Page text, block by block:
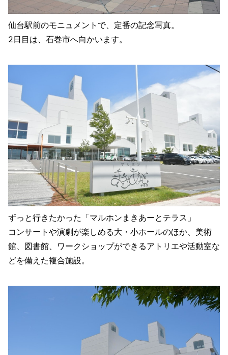
仙台駅前のモニュメントで、定番の記念写真。
2日目は、石巻市へ向かいます。
ずっと行きたかった「マルホンまきあーとテラス」
コンサートや演劇が楽しめる大・小ホールのほか、美術
館、図書館、ワークショップができるアトリエや活動室な
どを備えた複合施設。